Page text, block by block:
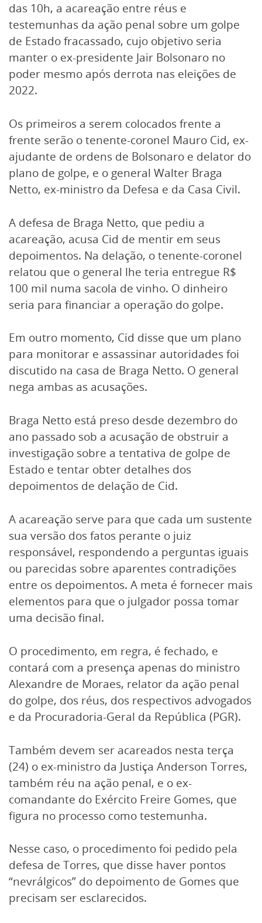
das 10h, a acareação entre réus e
testemunhas da ação penal sobre um golpe
de Estado fracassado, cujo objetivo seria
manter o ex-presidente Jair Bolsonaro no
poder mesmo após derrota nas eleições de
2022.
Os primeiros a serem colocados frente a
frente serão o tenente-coronel Mauro Cid, ex-
ajudante de ordens de Bolsonaro e delator do
plano de golpe, e o general Walter Braga
Netto, ex-ministro da Defesa e da Casa Civil.
A defesa de Braga Netto, que pediu a
acareação, acusa Cid de mentir em seus
depoimentos. Na delação, o tenente-coronel
relatou que o general lhe teria entregue R$
100 mil numa sacola de vinho. O dinheiro
seria para financiar a operação do golpe.
Em outro momento, Cid disse que um plano
para monitorar e assassinar autoridades foi
discutido na casa de Braga Netto. O general
nega ambas as acusações.
Braga Netto está preso desde dezembro do
ano passado sob a acusação de obstruir a
investigação sobre a tentativa de golpe de
Estado e tentar obter detalhes dos
depoimentos de delação de Cid.
A acareação serve para que cada um sustente
sua versão dos fatos perante o juiz
responsável, respondendo a perguntas iguais
ou parecidas sobre aparentes contradições
entre os depoimentos. A meta é fornecer mais
elementos para que o julgador possa tomar
uma decisão final.
O procedimento, em regra, é fechado, e
contará com a presença apenas do ministro
Alexandre de Moraes, relator da ação penal
do golpe, dos réus, dos respectivos advogados
e da Procuradoria-Geral da República (PGR).
Também devem ser acareados nesta terça
(24) o ex-ministro da Justiça Anderson Torres,
também réu na ação penal, e o ex-
comandante do Exército Freire Gomes, que
figura no processo como testemunha.
Nesse caso, o procedimento foi pedido pela
defesa de Torres, que disse haver pontos
“nevrálgicos” do depoimento de Gomes que
precisam ser esclarecidos.